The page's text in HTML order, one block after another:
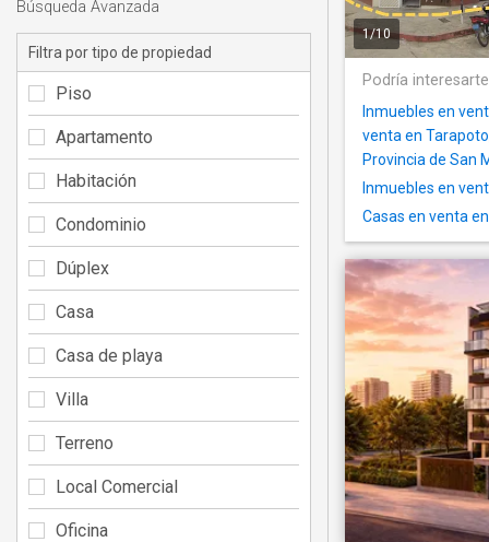
1/10
Podría
Inmuebles en
venta en Tarapoto
Provincia de San
Inmuebles en
Casas en venta
Búsqueda Avanzada
Filtra por tipo de propiedad
Piso
Apartamento
Habitación
Condominio
Dúplex
Casa
Casa de playa
Villa
Terreno
Local Comercial
Oficina